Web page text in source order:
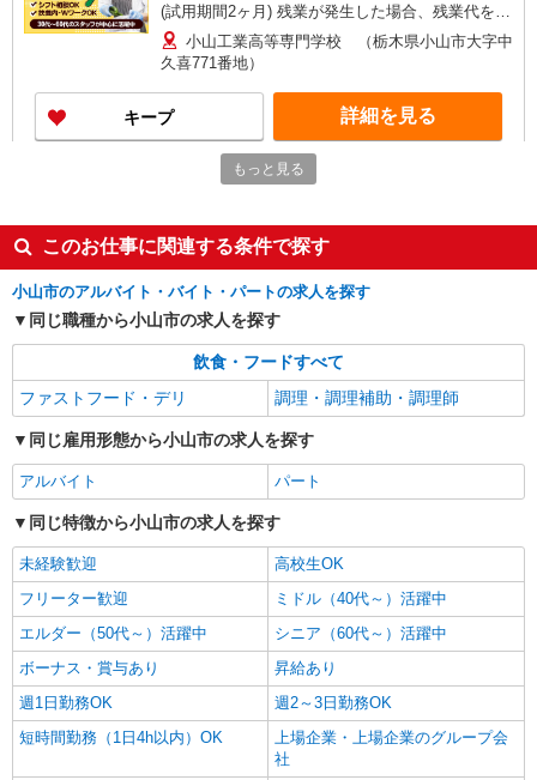
(試用期間2ヶ月) 残業が発生した場合、残業代を1
分単位で別途支給します。
小山工業高等専門学校 （栃木県小山市大字中
久喜771番地）
キープ 詳細を見る
調理補助【アルバイト・パート】
時給1,068円以上 試用期間中 時給1,068円以上
(試用期間2ヶ月) 残業が発生した場合、残業代を1
分単位で別途支給します。
森永製菓小山工場キャフェ （栃木県小山市大
字出井1523-1）
キープ 詳細を見る
アルバイト パート
調理師【アルバイト・パート】
時給1,300円以上 試用期間中 時給1,300円以上
(試用期間2ヶ月) 残業が発生した場合、残業代を1
分単位で別途支給します。
小山工業高等専門学校 （栃木県小山市大字中
久喜771番地）
キープ 詳細を見る
アルバイト パート
ファミリー食堂 山田うどん食堂 小山新4号バイパス店（店舗番号
192）
うどん食堂のキッチンスタッフ
もっと見る
このお仕事に関連する条件で探す
小山市のアルバイト・バイト・パートの求人を探す
同じ職種から小山市の求人を探す
飲食・フードすべて
ファストフード・デリ
調理・調理補助・調理師
同じ雇用形態から小山市の求人を探す
アルバイト パート
同じ特徴から小山市の求人を探す
未経験歓迎
高校生OK
フリーター歓迎
ミドル（40代～）活躍中
エルダー（50代～）活躍中
シニア（60代～）活躍中
ボーナス・賞与あり
昇給あり
週1日勤務OK
週2～3日勤務OK
短時間勤務（1日4h以内）OK
上場企業・上場企業のグループ会
社